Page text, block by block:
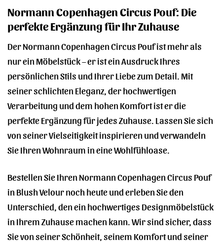
Normann Copenhagen Circus Pouf: Die
perfekte Ergänzung für Ihr Zuhause
Der Normann Copenhagen Circus Pouf ist mehr als
nur ein Möbelstück – er ist ein Ausdruck Ihres
persönlichen Stils und Ihrer Liebe zum Detail. Mit
seiner schlichten Eleganz, der hochwertigen
Verarbeitung und dem hohen Komfort ist er die
perfekte Ergänzung für jedes Zuhause. Lassen Sie sich
von seiner Vielseitigkeit inspirieren und verwandeln
Sie Ihren Wohnraum in eine Wohlfühloase.
Bestellen Sie Ihren Normann Copenhagen Circus Pouf
in Blush Velour noch heute und erleben Sie den
Unterschied, den ein hochwertiges Designmöbelstück
in Ihrem Zuhause machen kann. Wir sind sicher, dass
Sie von seiner Schönheit, seinem Komfort und seiner